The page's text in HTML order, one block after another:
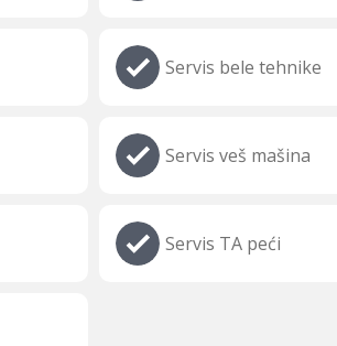
Servis bele tehnike
Servis veš mašina
Servis TA peći